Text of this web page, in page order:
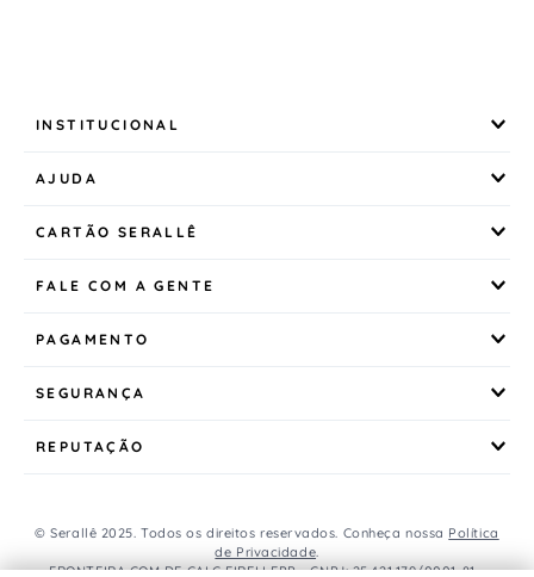
INSTITUCIONAL
AJUDA
CARTÃO SERALLÊ
FALE COM A GENTE
PAGAMENTO
SEGURANÇA
REPUTAÇÃO
© Serallê 2025. Todos os direitos reservados. Conheça nossa Política
de Privacidade.
FRONTEIRA COM DE CALC EIRELI EPP - CNPJ: 25.421.179/0001-81 -